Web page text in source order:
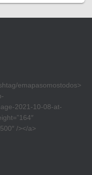
emapasomostodos>
2021-10-08-at-
/></a>